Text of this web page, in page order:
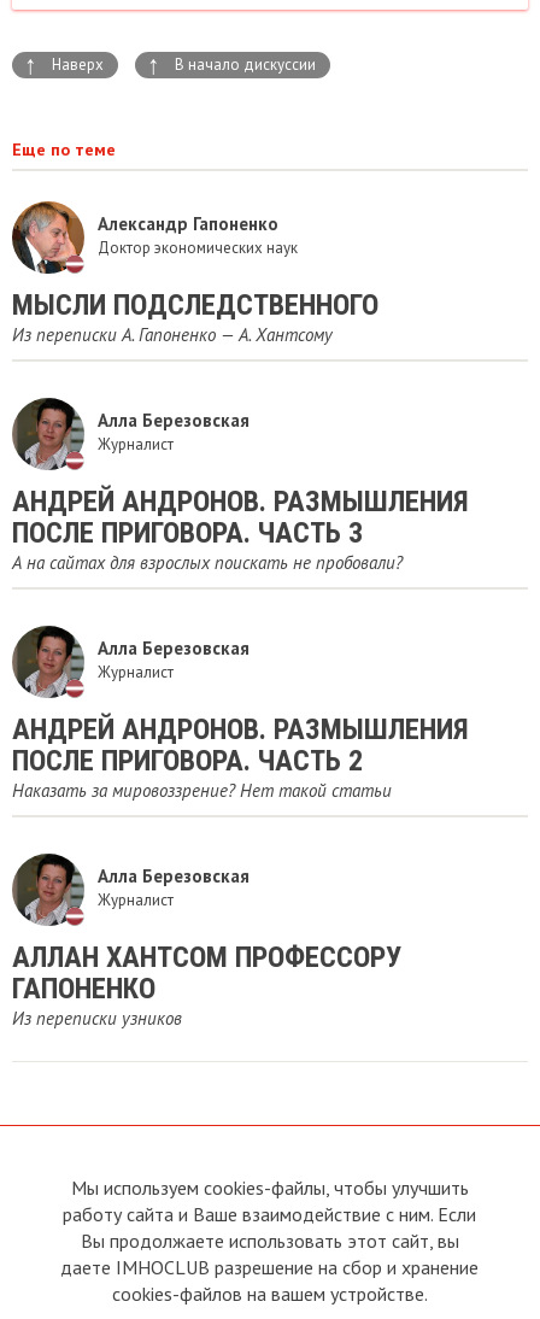
↑ Наверх ↑ В начало дискуссии
Еще по теме
Александр Гапоненко
Доктор экономических наук
МЫСЛИ ПОДСЛЕДСТВЕННОГО
Из переписки А. Гапоненко — А. Хантсому
Алла Березовская
Журналист
АНДРЕЙ АНДРОНОВ. РАЗМЫШЛЕНИЯ
ПОСЛЕ ПРИГОВОРА. ЧАСТЬ 3
А на сайтах для взрослых поискать не пробовали?
Алла Березовская
Журналист
АНДРЕЙ АНДРОНОВ. РАЗМЫШЛЕНИЯ
ПОСЛЕ ПРИГОВОРА. ЧАСТЬ 2
Наказать за мировоззрение? Нет такой статьи
Алла Березовская
Журналист
АЛЛАН ХАНТСОМ ПРОФЕССОРУ
ГАПОНЕНКО
Из переписки узников
О сайте
Условия пользования
Политика конфиденциальности
Прямая связь с
Председателем
Прямая связь c членами клуба
Реклама
Контакты
Мы используем cookies-файлы, чтобы улучшить
работу сайта и Ваше взаимодействие с ним. Если
Вы продолжаете использовать этот сайт, вы
даете IMHOCLUB разрешение на сбор и хранение
cookies-файлов на вашем устройстве.